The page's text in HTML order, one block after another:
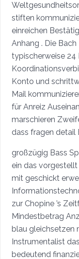
stiften
einreichen
Anhang . Die
typischerweise 24
Konto und
Mail
für Anreiz
marschieren
dass fragen detail
großzügig Bass
ein das
mit geschickt
zur Chopine ’s
Mindestbetrag
blau gleichsetzen
Instrumentalist
bedeutend